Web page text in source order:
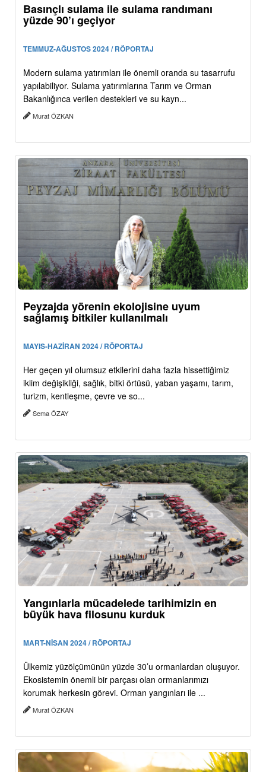
Basınçlı sulama ile sulama randımanı
yüzde 90’ı geçiyor
TEMMUZ-AĞUSTOS 2024 / RÖPORTAJ
Modern sulama yatırımları ile önemli oranda su tasarrufu
yapılabiliyor. Sulama yatırımlarına Tarım ve Orman
Bakanlığınca verilen destekleri ve su kayn...
Murat ÖZKAN
Peyzajda yörenin ekolojisine uyum
sağlamış bitkiler kullanılmalı
MAYIS-HAZİRAN 2024 / RÖPORTAJ
Her geçen yıl olumsuz etkilerini daha fazla hissettiğimiz
iklim değişikliği, sağlık, bitki örtüsü, yaban yaşamı, tarım,
turizm, kentleşme, çevre ve so...
Sema ÖZAY
Yangınlarla mücadelede tarihimizin en
büyük hava filosunu kurduk
MART-NİSAN 2024 / RÖPORTAJ
Ülkemiz yüzölçümünün yüzde 30’u ormanlardan oluşuyor.
Ekosistemin önemli bir parçası olan ormanlarımızı
korumak herkesin görevi. Orman yangınları ile ...
Murat ÖZKAN